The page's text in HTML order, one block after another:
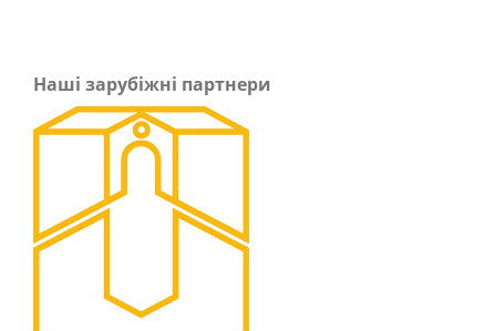
Наші зарубіжні партнери